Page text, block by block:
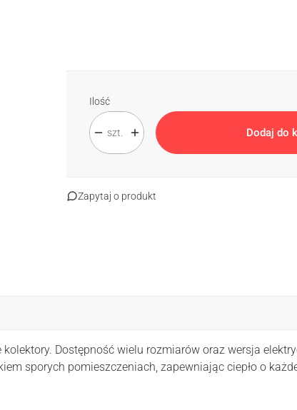
Ilość
szt. Dodaj do
Zapytaj o produkt
Dostępność wielu rozmiarów oraz wersja
sporych pomieszczeniach, zapewniając ciepło o